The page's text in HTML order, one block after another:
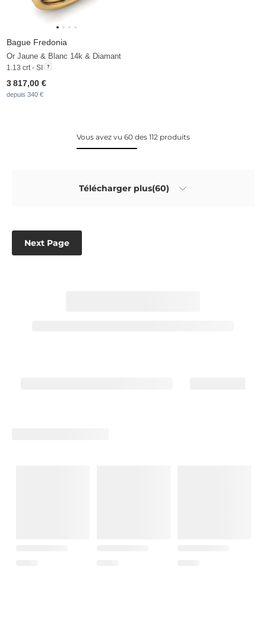
Bague Fredonia
Or Jaune & Blanc 14k & Diamant
1.13 crt - SI
3 817,00 €
depuis 340 €
Vous avez vu 60 des 112 produits
Télécharger plus(60)
Next Page